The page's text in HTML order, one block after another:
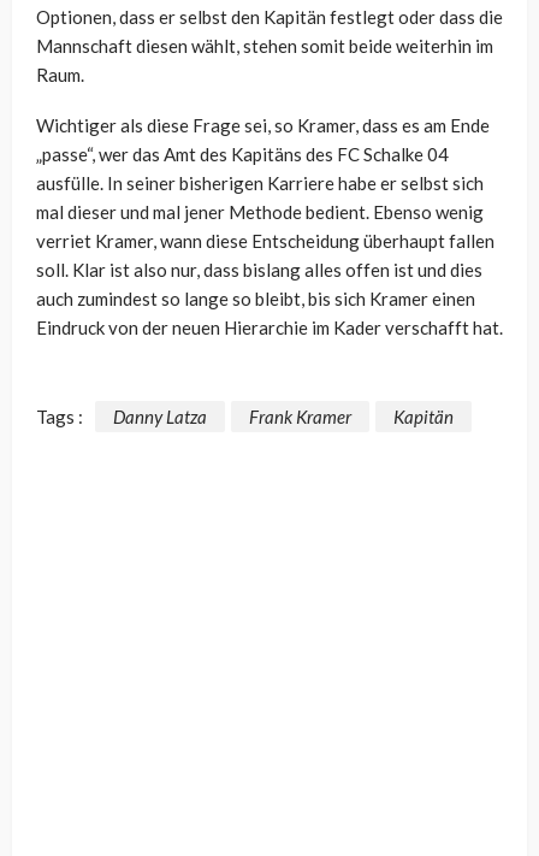
Optionen, dass er selbst den Kapitän festlegt oder dass die
Mannschaft diesen wählt, stehen somit beide weiterhin im
Raum.
Wichtiger als diese Frage sei, so Kramer, dass es am Ende
„passe“, wer das Amt des Kapitäns des FC Schalke 04
ausfülle. In seiner bisherigen Karriere habe er selbst sich
mal dieser und mal jener Methode bedient. Ebenso wenig
verriet Kramer, wann diese Entscheidung überhaupt fallen
soll. Klar ist also nur, dass bislang alles offen ist und dies
auch zumindest so lange so bleibt, bis sich Kramer einen
Eindruck von der neuen Hierarchie im Kader verschafft hat.
Tags : Danny Latza Frank Kramer Kapitän